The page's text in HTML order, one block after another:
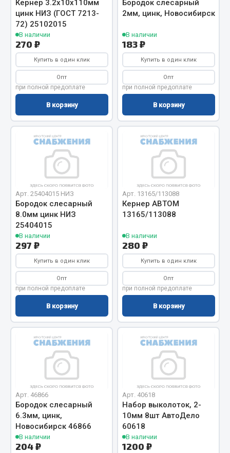
Кольца стопорные
Пресс-масленки
Пробки
Пружины
Хомуты
Показать ещё
Весь раздел
Соединительные элементы
Адаптеры и переходники
Тройники
Трубки, муфты, гайки
Угольники
Фитинги
Штуцеры
Автомобильный инструмент
Измерительный инструмент
Крепежный инструмент
Режущий инструмент
Силовое оборудование
Слесарный инструмент
Столярный инструмент
Показать ещё
Кернер 3.2х10х110мм
цинк НИЗ (ГОСТ 7213-
72) 25102015
В наличии
270 ₽
Купить в один клик
Опт
при полной предоплате
В корзину
Бородок слесарный
2мм, цинк, Новосибирск
В наличии
183 ₽
Купить в один клик
Опт
при полной предоплате
В корзину
Арт. 25404015 НИЗ
Бородок слесарный
8.0мм цинк НИЗ
25404015
В наличии
297 ₽
Купить в один клик
Опт
при полной предоплате
В корзину
Арт. 13165/113088
Кернер АВТОМ
13165/113088
В наличии
280 ₽
Купить в один клик
Опт
при полной предоплате
В корзину
Арт. 46866
Бородок слесарный
6.3мм, цинк,
Новосибирск 46866
В наличии
204 ₽
Арт. 40618
Набор выколоток, 2-
10мм 8шт АвтоДело
60618
В наличии
1200 ₽